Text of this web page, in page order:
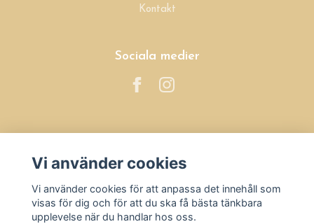
Kontakt
Sociala medier
Vi använder cookies
Vi använder cookies för att anpassa det innehåll som
visas för dig och för att du ska få bästa tänkbara
upplevelse när du handlar hos oss.